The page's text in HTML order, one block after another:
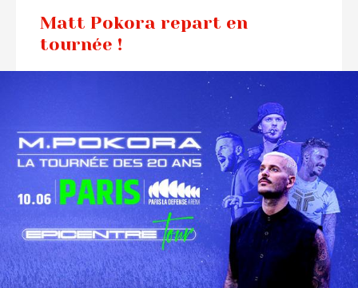
Matt Pokora repart en
tournée !